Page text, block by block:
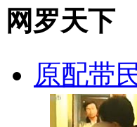
网罗天下
原配带